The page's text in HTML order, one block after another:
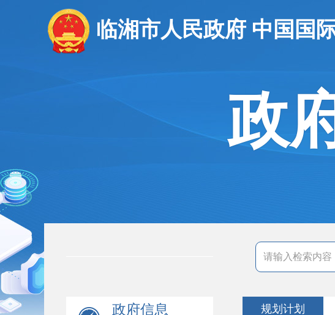
临湘市人民政府 中国国
政
政府信息
规划计划